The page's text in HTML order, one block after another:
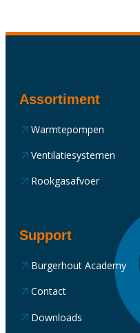
Assortiment
Warmtepompen
Ventilatiesystemen
Rookgasafvoer
Support
Burgerhout Academy
Contact
Downloads